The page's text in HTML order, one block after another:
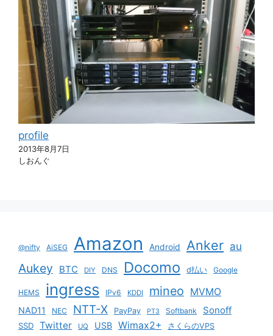
profile
2013年8月7日
しおんぐ
@nifty AiSEG Amazon Android Anker au
Aukey BTC DIY DNS Docomo d払い Google
HEMS ingress IPv6 KDDI mineo MVMO
NAD11 NEC NTT-X PayPay PT3 Softbank Sonoff
SSD Twitter UQ USB Wimax2+ さくらのVPS